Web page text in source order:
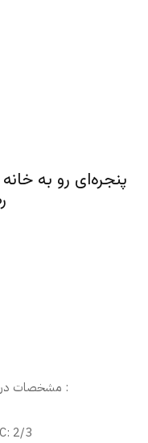
پنجره‌ای رو به
مشخصات دریافت شبکه ایران فردا در ماهواره ترکمنعالم :
2/3